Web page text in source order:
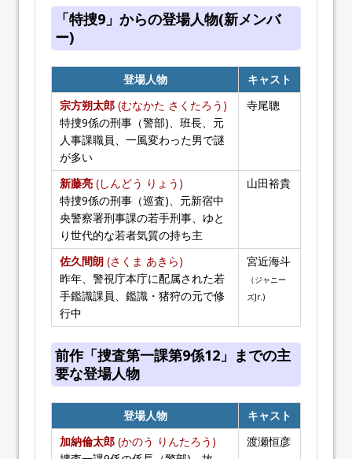
「特捜9」からの登場人物(新メンバ
ー)
登場人物
キャスト
宗方朔太郎 (むなかた さくたろう)
特捜9係の刑事（警部)、班長、元
人事課職員、一風変わった男で謎
が多い
寺尾聰
新藤亮 (しんどう りょう)
特捜9係の刑事（巡査)、元新宿中
央警察署刑事課の若手刑事、ゆと
り世代的な若者気質の持ち主
山田裕貴
佐久間朗 (さくま あきら)
昨年、警視庁本庁に配属された若
手鑑識課員、鑑識・猪狩の元で修
行中
宮近海斗
（ジャニー
ズJr.)
前作「捜査第一課第9係12」までの主
要な登場人物
登場人物
キャスト
加納倫太郎 (かのう りんたろう)
渡瀬恒彦